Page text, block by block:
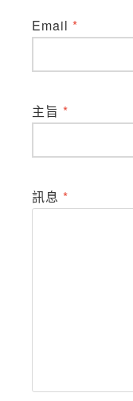
Email *
主旨 *
訊息 *